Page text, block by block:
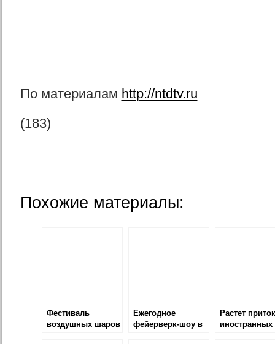
По материалам http://ntdtv.ru
(183)
Похожие материалы:
Фестиваль
воздушных шаров
Ежегодное
фейерверк-шоу в
Растет приток
иностранных